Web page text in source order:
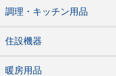
調理・キッチン用品
住設機器
暖房用品